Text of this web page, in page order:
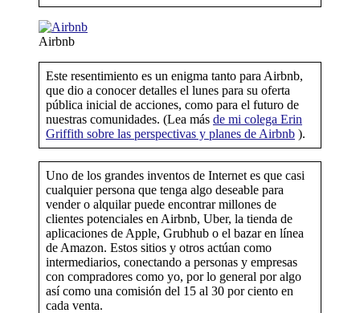
Airbnb
Este resentimiento es un enigma tanto para Airbnb,
que dio a conocer detalles el lunes para su oferta
pública inicial de acciones, como para el futuro de
nuestras comunidades. (Lea más de mi colega Erin
Griffith sobre las perspectivas y planes de Airbnb ).
Uno de los grandes inventos de Internet es que casi
cualquier persona que tenga algo deseable para
vender o alquilar puede encontrar millones de
clientes potenciales en Airbnb, Uber, la tienda de
aplicaciones de Apple, Grubhub o el bazar en línea
de Amazon. Estos sitios y otros actúan como
intermediarios, conectando a personas y empresas
con compradores como yo, por lo general por algo
así como una comisión del 15 al 30 por ciento en
cada venta.